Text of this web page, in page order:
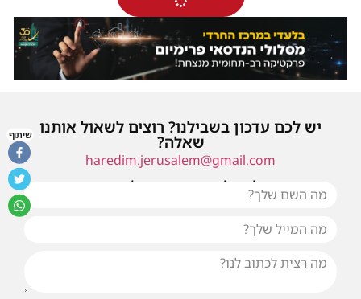
יש לכם עדכון בשבילנו? רוצים לשאול אותנו
שאלה?
haredim.jerusalem@gmail.com
או שילחו אלינו פנייה ונחזור אליכם בהקדם
שיתוף